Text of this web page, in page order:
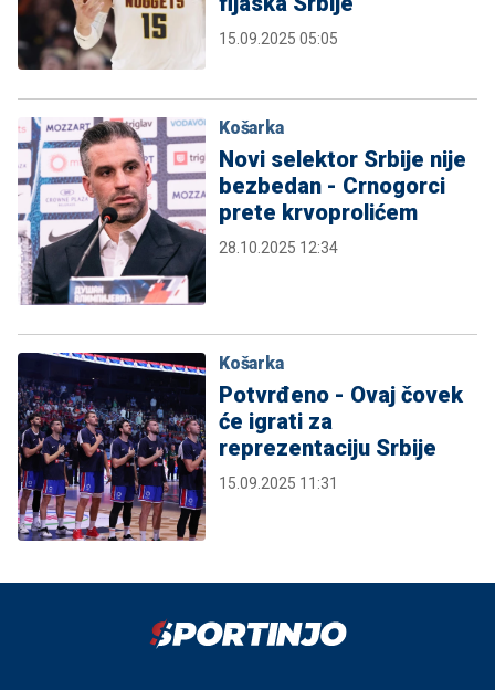
15.09.2025 05:05
Košarka
Novi selektor Srbije nije
bezbedan - Crnogorci
prete krvoprolićem
28.10.2025 12:34
Košarka
Potvrđeno - Ovaj čovek
će igrati za
reprezentaciju Srbije
15.09.2025 11:31